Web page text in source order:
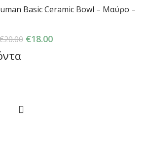
Basic Ceramic Bowl – Μαύρο –
20.00 €18.00